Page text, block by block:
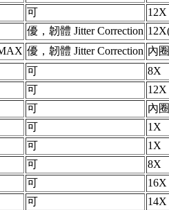
可
12X
優，韌體 Jitter Correction
優，韌體 Jitter Correction 內
可
8X
可
12X
可
內
可
1X
可 1X
可 8X
可 16X
可 14X